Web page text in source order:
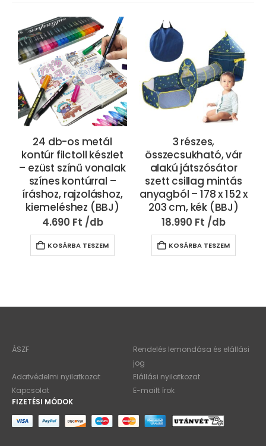
24 db-os metál
kontúr filctoll készlet
– ezüst színű vonalak
színes kontúrral –
íráshoz, rajzoláshoz,
kiemeléshez (BBJ)
4.690 Ft
KOSÁRBA TESZEM
3 részes,
összecsukható, vár
alakú játszósátor
szett csillag mintás
anyagból – 178 x 152 x
203 cm, kék (BBJ)
18.990 Ft
KOSÁRBA TESZEM
ÁSZF
Rendelés lemondása és elállási
jog
Adatvédelmi nyilatkozat
Elállási nyilatkozat
Kapcsolat
E-mailt írok
FIZETÉSI MÓDOK